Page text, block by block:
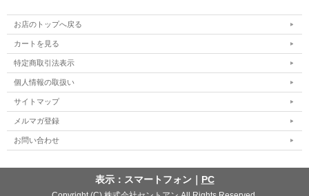
お店のトップへ戻る
カートを見る
特定商取引法表示
個人情報の取扱い
サイトマップ
メルマガ登録
お問い合わせ
表示：スマートフォン｜ PC